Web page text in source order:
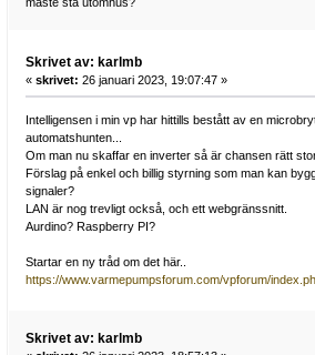
Skrivet av: karlmb
« skrivet: 26 januari 2023, 19:07:47 »
Intelligensen i min vp har hittills bestått av en
automatshunten...
Om man nu skaffar en inverter så är chansen rätt
Förslag på enkel och billig styrning som man kan
signaler?
LAN är nog trevligt också, och ett webgränssnitt.
Aurdino? Raspberry PI?
Startar en ny tråd om det här..
https://www.varmepumpsforum.com/vpforum/
Skrivet av: karlmb